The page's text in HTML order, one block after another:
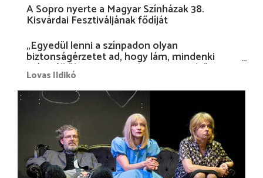
A Sopro nyerte a Magyar Színházak 38.
Kisvárdai Fesztiváljának fődíját
„Egyedül lenni a színpadon olyan
biztonságérzetet ad, hogy lám, mindenki
más nélkül is megvagyok magammal…”
Lovas Ildikó